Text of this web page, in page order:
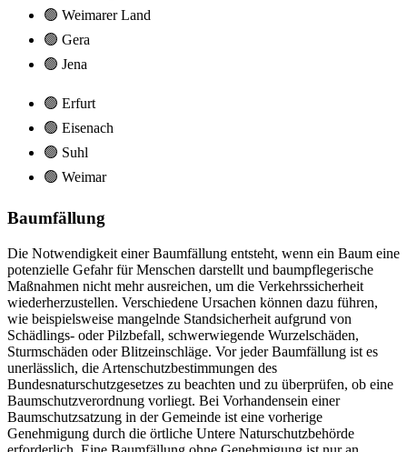
🟢 Weimarer Land
🟢 Gera
🟢 Jena
🟢 Erfurt
🟢 Eisenach
🟢 Suhl
🟢 Weimar
Baumfällung
Die Notwendigkeit einer Baumfällung entsteht, wenn ein Baum eine
potenzielle Gefahr für Menschen darstellt und baumpflegerische
Maßnahmen nicht mehr ausreichen, um die Verkehrssicherheit
wiederherzustellen. Verschiedene Ursachen können dazu führen,
wie beispielsweise mangelnde Standsicherheit aufgrund von
Schädlings- oder Pilzbefall, schwerwiegende Wurzelschäden,
Sturmschäden oder Blitzeinschläge. Vor jeder Baumfällung ist es
unerlässlich, die Artenschutzbestimmungen des
Bundesnaturschutzgesetzes zu beachten und zu überprüfen, ob eine
Baumschutzverordnung vorliegt. Bei Vorhandensein einer
Baumschutzsatzung in der Gemeinde ist eine vorherige
Genehmigung durch die örtliche Untere Naturschutzbehörde